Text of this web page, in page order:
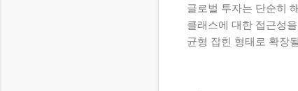
글로벌 투자는 단순히
클래스에 대한 접근성
균형 잡힌 형태로 확장